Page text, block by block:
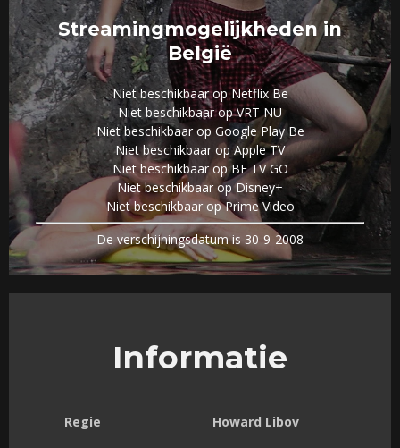
Streamingmogelijkheden in
België
Niet beschikbaar op Netflix Be
Niet beschikbaar op VRT NU
Niet beschikbaar op Google Play Be
Niet beschikbaar op Apple TV
Niet beschikbaar op BE TV GO
Niet beschikbaar op Disney+
Niet beschikbaar op Prime Video
De verschijningsdatum is 30-9-2008
Informatie
Regie Howard Libov